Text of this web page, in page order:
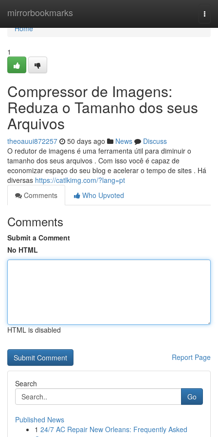
mirrorbookmarks
Home
Home
1
Compressor de Imagens:
Reduza o Tamanho dos seus
Arquivos
theoauui872257 50 days ago News
Discuss
O redutor de imagens é uma ferramenta útil para diminuir o
tamanho dos seus arquivos . Com isso você é capaz de
economizar espaço do seu blog e acelerar o tempo de sites . Há
diversas https://catlkimg.com/?lang=pt
Comments
Who Upvoted
Comments
Submit a Comment
No HTML
HTML is disabled
Report Page
Search
Go
Published News
1 24/7 AC Repair New Orleans: Frequently Asked